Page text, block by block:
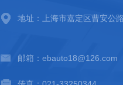
地址：上海市嘉定区曹安公
邮箱：ebauto18@126.com